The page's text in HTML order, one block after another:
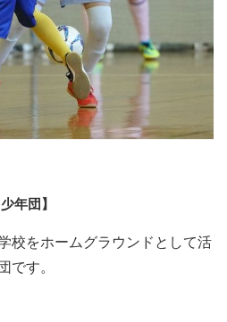
年団】
校をホームグラウンドとして活
です。